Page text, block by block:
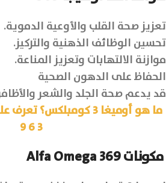
تعزيز صحة القلب والأوعية الدموية.
تحسين الوظائف الذهنية والتركيز.
موازنة الالتهابات وتعزيز المناعة.
الحفاظ على الدهون الصحية
قد يدعم صحة الجلد والشعر
ما هو أوميغا 3
3 6 9
مكونات Alfa Omega 369